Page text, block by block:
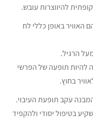
להיווצרות עובש.
האוויר באופן כללי לח
הרגיל.
להיות תופעה של הפרשי
בחוץ.
עקב תופעת העיבוי.
בטיפול יסודי ולהקפיד